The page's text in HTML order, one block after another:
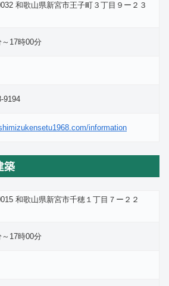
和歌山県新宮市王子町３丁目９ー２３
17時00分
9194
information
築
和歌山県新宮市千穂１丁目７ー２２
17時00分